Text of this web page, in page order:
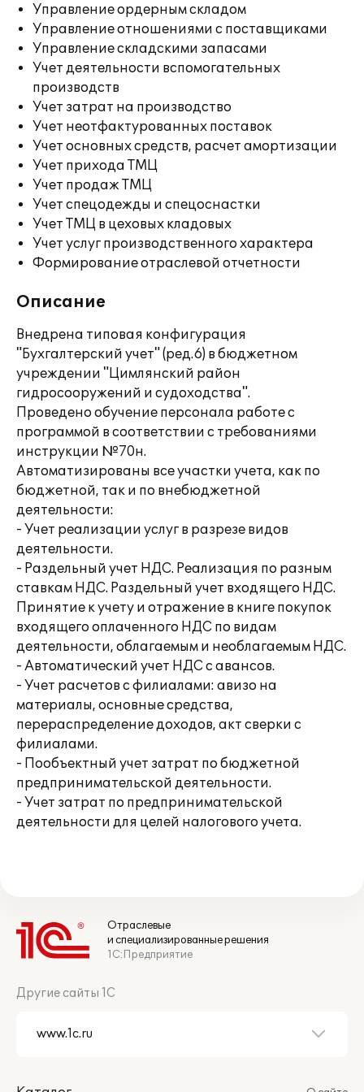
Управление ордерным складом
Управление отношениями с поставщиками
Управление складскими запасами
Учет деятельности вспомогательных
производств
Учет затрат на производство
Учет неотфактурованных поставок
Учет основных средств, расчет амортизации
Учет прихода ТМЦ
Учет продаж ТМЦ
Учет спецодежды и спецоснастки
Учет ТМЦ в цеховых кладовых
Учет услуг производственного характера
Формирование отраслевой отчетности
Описание
Внедрена типовая конфигурация
"Бухгалтерский учет" (ред.6) в бюджетном
учреждении "Цимлянский район
гидросооружений и судоходства".
Проведено обучение персонала работе с
программой в соответствии с требованиями
инструкции №70н.
Автоматизированы все участки учета, как по
бюджетной, так и по внебюджетной
деятельности:
- Учет реализации услуг в разрезе видов
деятельности.
- Раздельный учет НДС. Реализация по разным
ставкам НДС. Раздельный учет входящего НДС.
Принятие к учету и отражение в книге покупок
входящего оплаченного НДС по видам
деятельности, облагаемым и необлагаемым НДС.
- Автоматический учет НДС с авансов.
- Учет расчетов с филиалами: авизо на
материалы, основные средства,
перераспределение доходов, акт сверки с
филиалами.
- Пообъектный учет затрат по бюджетной
предпринимательской деятельности.
- Учет затрат по предпринимательской
деятельности для целей налогового учета.
Отраслевые
и специализированные решения
1С:Предприятие
Другие сайты 1С